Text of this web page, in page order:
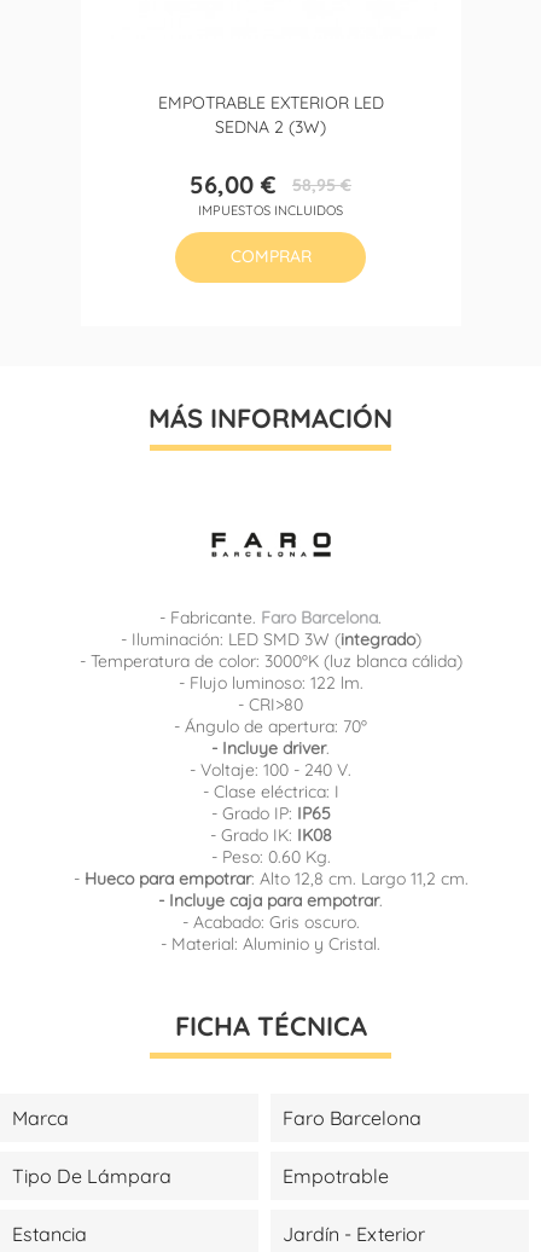
EMPOTRABLE EXTERIOR LED
SEDNA 2 (3W)
Precio
56,00 €Precio
base
58,95 €
IMPUESTOS INCLUIDOS
COMPRAR
MÁS INFORMACIÓN
- Fabricante. Faro Barcelona.
- Iluminación: LED SMD 3W (integrado)
- Temperatura de color: 3000ºK (luz blanca cálida)
- Flujo luminoso: 122 lm.
- CRI>80
- Ángulo de apertura: 70º
- Incluye driver.
- Voltaje: 100 - 240 V.
- Clase eléctrica: I
- Grado IP: IP65
- Grado IK: IK08
- Peso: 0.60 Kg.
- Hueco para empotrar: Alto 12,8 cm. Largo 11,2 cm.
- Incluye caja para empotrar.
- Acabado: Gris oscuro.
- Material: Aluminio y Cristal.
FICHA TÉCNICA
Marca Faro Barcelona
Tipo De Lámpara Empotrable
Estancia Jardín - Exterior